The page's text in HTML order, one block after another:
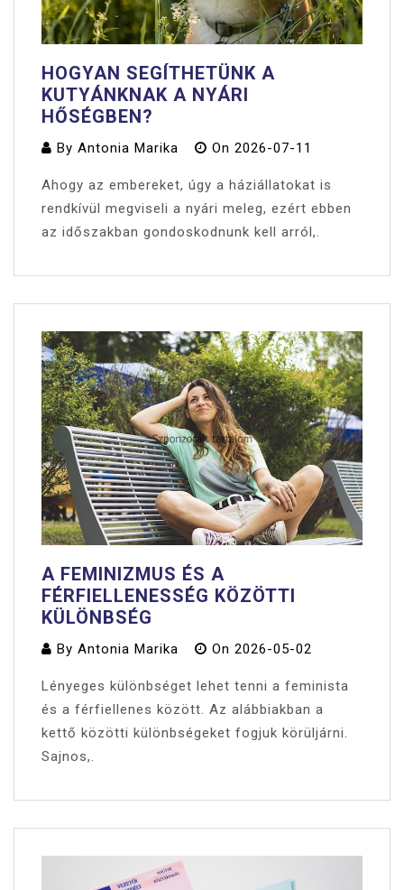
HOGYAN SEGÍTHETÜNK A
KUTYÁNKNAK A NYÁRI
HŐSÉGBEN?
By Antonia Marika On 2026-07-11
Ahogy az embereket, úgy a háziállatokat is
rendkívül megviseli a nyári meleg, ezért ebben
az időszakban gondoskodnunk kell arról,.
A FEMINIZMUS ÉS A
FÉRFIELLENESSÉG KÖZÖTTI
KÜLÖNBSÉG
By Antonia Marika On 2026-05-02
Lényeges különbséget lehet tenni a feminista
és a férfiellenes között. Az alábbiakban a
kettő közötti különbségeket fogjuk körüljárni.
Sajnos,.